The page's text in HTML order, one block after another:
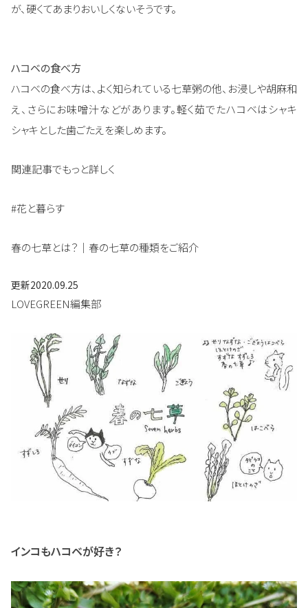
が、硬くてあまりおいしくないそうです。
ハコベの食べ方
ハコベの食べ方は、よく知られている七草粥の他、お浸しや胡麻和
え、さらにお味噌汁などがあります。軽く茹でたハコベはシャキ
シャキとした歯ごたえを楽しめます。
関連記事でもっと詳しく
#花と暮らす
春の七草とは？｜春の七草の種類をご紹介
更新2020.09.25
LOVEGREEN編集部
インコもハコベが好き？